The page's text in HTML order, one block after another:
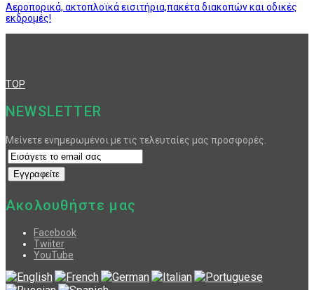
Αεροπορικά, ακτοπλοϊκά εισιτήρια,πακέτα διακοπών και οδικές
εκδρομές!
TOP
NEWSLETTER
Μείνετε ενημερωμένοι με τις τελευταίες μας προσφορές.
Ακολουθήστε μας
Facebook
Twiiter
YouTube